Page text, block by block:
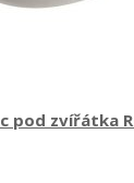
pod zvířátka